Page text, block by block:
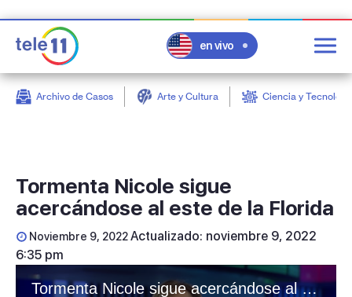
en vivo
Archivo de Casos Arte y Cultura Ciencia y
Tormenta Nicole sigue
acercándose al este de la Florida
Noviembre 9, 2022Actualizado: noviembre 9, 2022
6:35 pm
Tormenta Nicole sigue acercándose al este de la Florida
post